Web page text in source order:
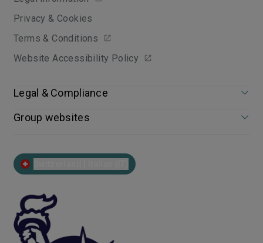
Privacy & Cookies
Terms & Conditions
Website Accessibility Policy
Legal & Compliance
Group websites